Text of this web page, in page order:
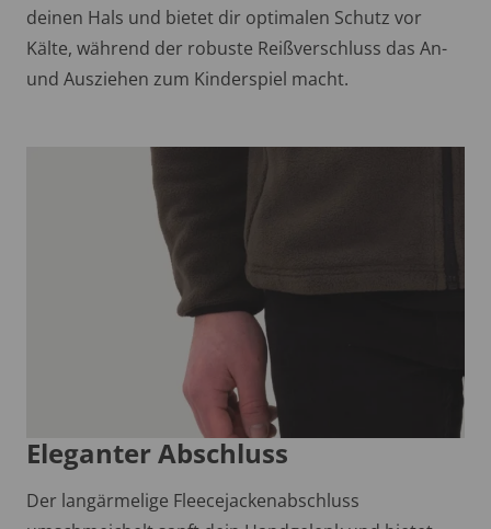
deinen Hals und bietet dir optimalen Schutz vor
Kälte, während der robuste Reißverschluss das An-
und Ausziehen zum Kinderspiel macht.
Eleganter Abschluss
Der langärmelige Fleecejackenabschluss